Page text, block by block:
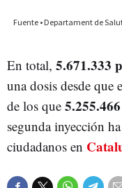
En total, 5.671.333
una dosis desde que
de los que 5.255.466
segunda inyección
ciudadanos en